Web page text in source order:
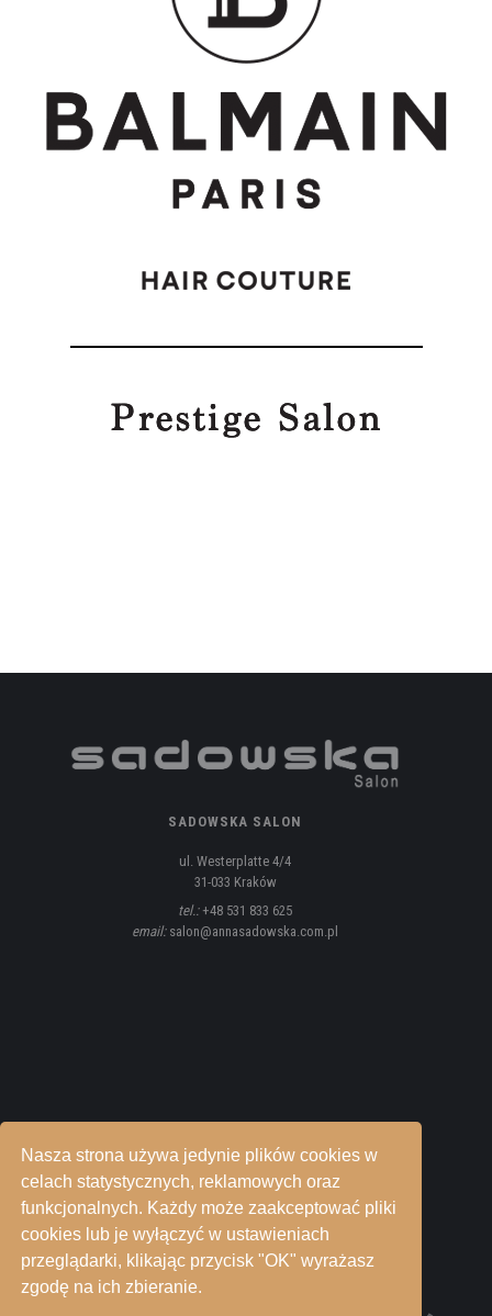
SADOWSKA SALON
ul. Westerplatte 4/4
31-033 Kraków
tel.:+48 531 833 625
email:salon@annasadowska.com.pl
Nasza strona używa jedynie plików cookies w
celach statystycznych, reklamowych oraz
funkcjonalnych. Każdy może zaakceptować pliki
cookies lub je wyłączyć w ustawieniach
przeglądarki, klikając przycisk "OK" wyrażasz
zgodę na ich zbieranie.